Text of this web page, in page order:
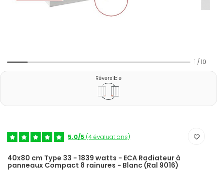
1 / 10
Réversible
5.0/5 (4 évaluations)
40x80 cm Type 33 - 1839 watts - ECA Radiateur à
panneaux Compact 8 rainures - Blanc (Ral 9016)